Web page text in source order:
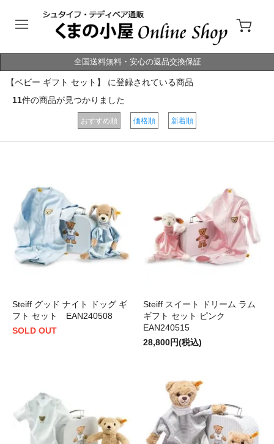
全国送料無料・安心の返品交換保証
【ベビー ギフト セット】 に登録されている商品
11件の商品が見つかりました
おすすめ順 価格順 新着順
Steiff グッド ナイト ドッグ ギ
フト セット EAN240508
SOLD OUT
Steiff スイート ドリーム ラム
ギフト セット ピンク
EAN240515
28,800円(税込)